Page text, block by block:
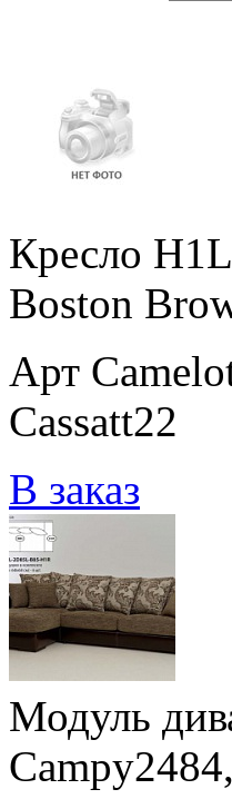
Кресло
Boston
Арт
Cassatt22
В заказ
Модуль